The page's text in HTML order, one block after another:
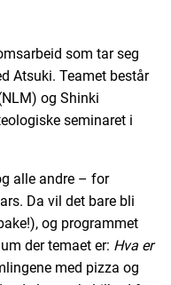
som tar seg
Atsuki. Teamet består
og Shinki
seminaret i
alle andre – for
Da vil det bare bli
og programmet
der temaet er: Hva er
med pizza og